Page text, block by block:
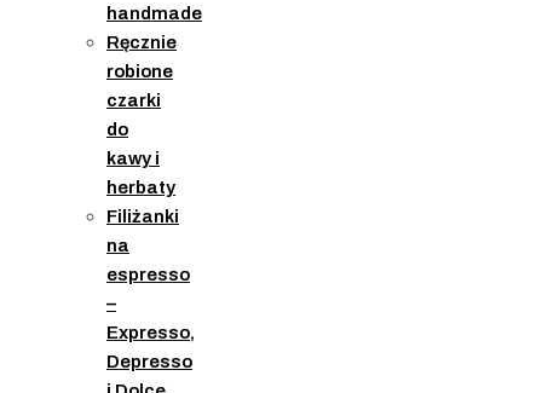
handmade
Ręcznie
robione
czarki
do
kawy i
herbaty
Filiżanki
na
espresso
–
Expresso,
Depresso